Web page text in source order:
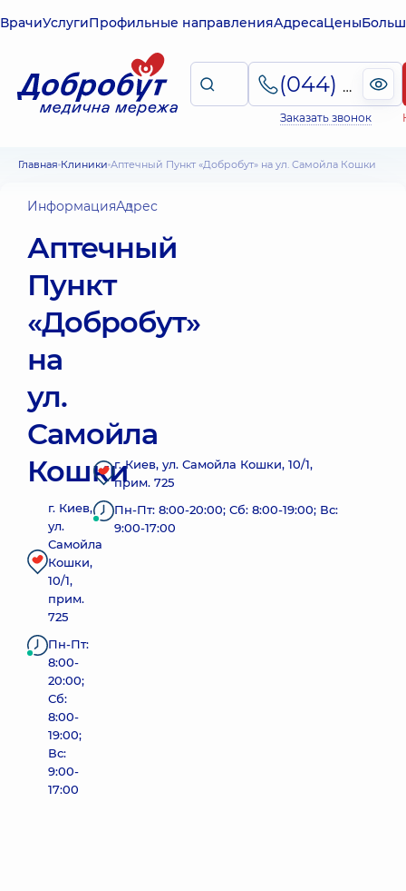
ВрачиУслугиПрофильные направленияАдресаЦены
(044) 495-2-888
Заказать звонок
Главная Клиники Аптечный Пункт «Добробут» на ул. Самойла Кошки
ИнформацияАдрес
Аптечный
Пункт
«Добробут»
на
ул.
Самойла
Кошки
г. Киев,
ул.
Самойла
Кошки,
10/1,
прим.
725
Пн-Пт:
8:00-
20:00;
Сб:
8:00-
19:00;
Вс:
9:00-
17:00
г. Киев, ул. Самойла Кошки, 10/1,
прим. 725
Пн-Пт: 8:00-20:00; Сб: 8:00-19:00; Вс:
9:00-17:00